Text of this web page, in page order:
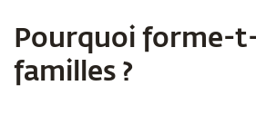
Pourquoi forme-
familles ?